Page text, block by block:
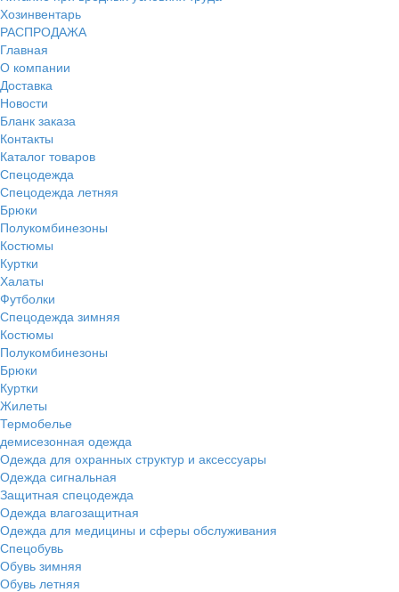
Хозинвентарь
РАСПРОДАЖА
Главная
О компании
Доставка
Новости
Бланк заказа
Контакты
Каталог товаров
Спецодежда
Спецодежда летняя
Брюки
Полукомбинезоны
Костюмы
Куртки
Халаты
Футболки
Спецодежда зимняя
Костюмы
Полукомбинезоны
Брюки
Куртки
Жилеты
Термобелье
демисезонная одежда
Одежда для охранных структур и аксессуары
Одежда сигнальная
Защитная спецодежда
Одежда влагозащитная
Одежда для медицины и сферы обслуживания
Спецобувь
Обувь зимняя
Обувь летняя